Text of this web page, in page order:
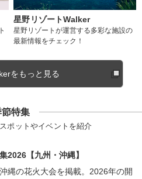
星野リゾートWalker
星野リゾートが運営する多彩な施設の
最新情報をチェック！
をもっと見る
節特集
ポットやイベントを紹介
2026【九州・沖縄】
縄の花火大会を掲載。2026年の開